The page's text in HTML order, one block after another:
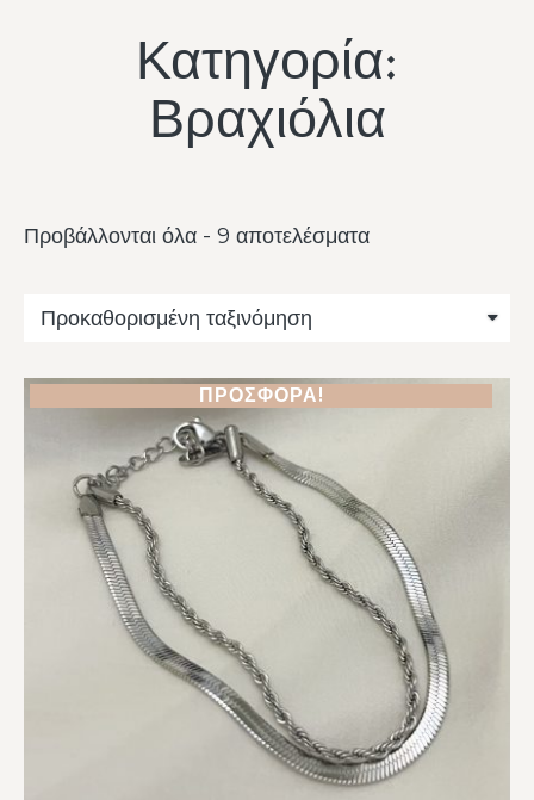
Κατηγορία:
Βραχιόλια
Προβάλλονται όλα - 9 αποτελέσματα
ΠΡΟΣΦΟΡΆ!